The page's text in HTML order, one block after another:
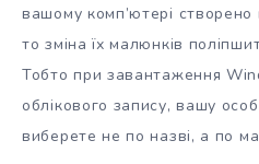
вашому комп’ютері створено
то зміна їх малюнків
Тобто при завантаження
облікового запису, вашу
виберете не по назві, а по